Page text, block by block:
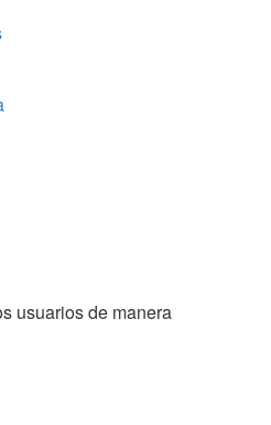
usuarios de manera